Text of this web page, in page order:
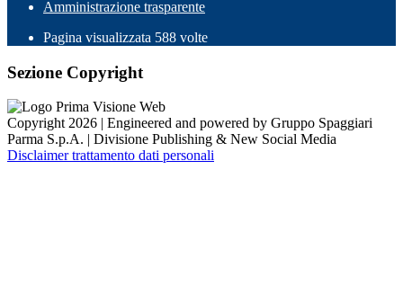
Amministrazione trasparente
Pagina visualizzata 588 volte
Sezione Copyright
Copyright 2026 | Engineered and powered by Gruppo Spaggiari
Parma S.p.A. | Divisione Publishing & New Social Media
Disclaimer trattamento dati personali